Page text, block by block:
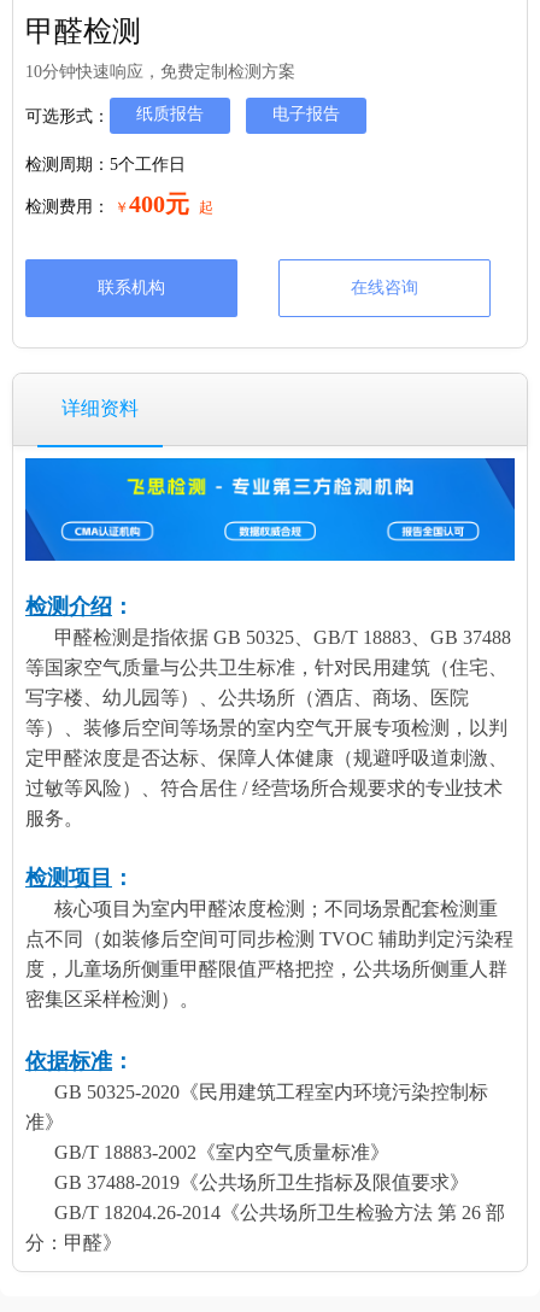
甲醛检测
10分钟快速响应，免费定制检测方案
可选形式： 纸质报告 电子报告
检测周期：5个工作日
检测费用： ￥ 400元 起
联系机构 在线咨询
详细资料
检测介绍 ：
甲醛检测是指依据 GB 50325、GB/T 18883、GB 37488
等国家空气质量与公共卫生标准，针对民用建筑（住宅、
写字楼、幼儿园等）、公共场所（酒店、商场、医院
等）、装修后空间等场景的室内空气开展专项检测，以判
定甲醛浓度是否达标、保障人体健康（规避呼吸道刺激、
过敏等风险）、符合居住 / 经营场所合规要求的专业技术
服务。
检测项目 ：
核心项目为室内甲醛浓度检测；不同场景配套检测重
点不同（如装修后空间可同步检测 TVOC 辅助判定污染程
度，儿童场所侧重甲醛限值严格把控，公共场所侧重人群
密集区采样检测）。
依据标准：
GB 50325-2020《民用建筑工程室内环境污染控制标
准》
GB/T 18883-2002《室内空气质量标准》
GB 37488-2019《公共场所卫生指标及限值要求》
GB/T 18204.26-2014《公共场所卫生检验方法 第 26 部
分：甲醛》